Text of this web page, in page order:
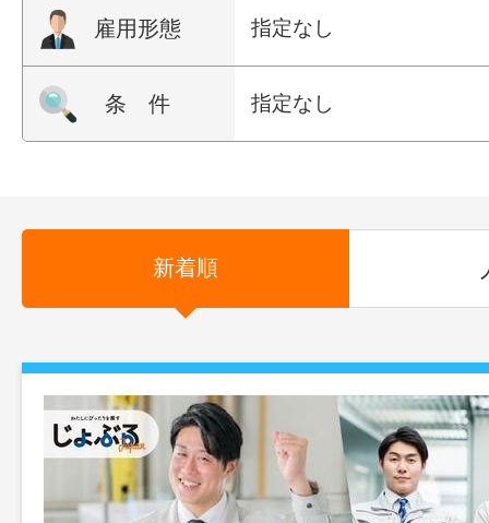
雇用形態 指定なし
条 件 指定なし
新着順